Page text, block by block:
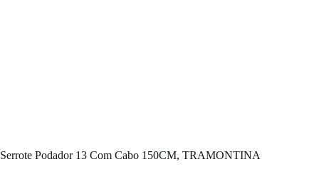
Serrote Podador 13 Com Cabo 150CM, TRAMONTINA